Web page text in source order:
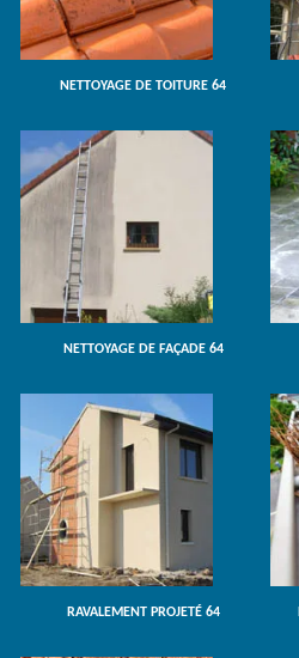
NETTOYAGE DE TOITURE 64
NETTOYAGE DE FAÇADE 64
RAVALEMENT PROJETÉ 64